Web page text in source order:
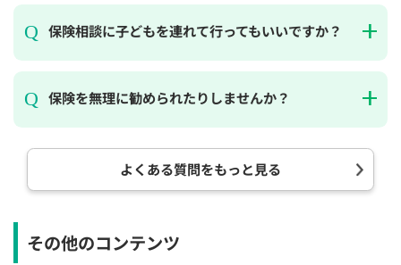
保険相談に子どもを連れて行ってもいいですか？
保険を無理に勧められたりしませんか？
よくある質問をもっと見る
その他のコンテンツ